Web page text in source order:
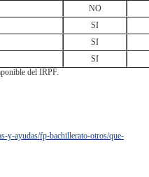
NO
SI
SI
SI
del IRPF.
y-ayudas/fp-bachillerato-otros/que-